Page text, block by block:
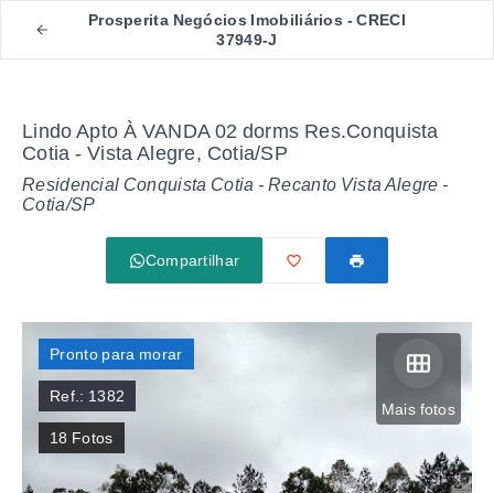
Prosperita Negócios Imobiliários - CRECI
37949-J
Lindo Apto À VANDA 02 dorms Res.Conquista
Cotia - Vista Alegre, Cotia/SP
Residencial Conquista Cotia -Recanto Vista Alegre -
Cotia/SP
Compartilhar
Mais fotos
Pronto para morar
Ref.: 1382
18 Fotos